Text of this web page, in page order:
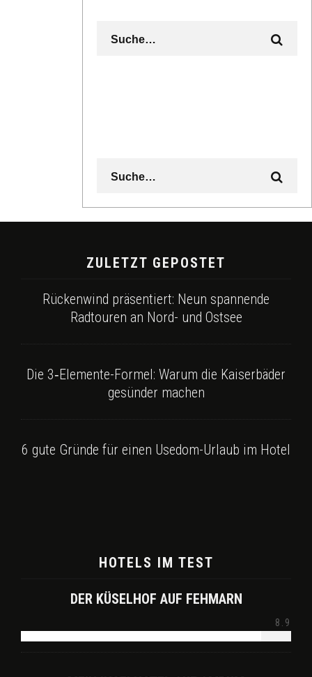
ZULETZT GEPOSTET
Rückenwind präsentiert: Neun spannende
Radtouren an Nord- und Ostsee
Die 3‑Elemente-Formel: Warum die Kaiserbäder
gesünder machen
6 gute Gründe für einen Usedom-Urlaub im Hotel
HOTELS IM TEST
DER KÜSELHOF AUF FEHMARN
8.9